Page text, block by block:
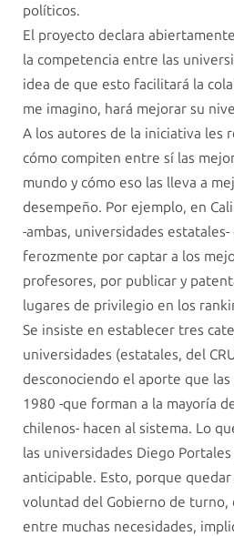
políticos.
El proyecto declara
la competencia entre las
idea de que esto facilitará la
me imagino, hará mejorar su
A los autores de la iniciativa les
cómo compiten entre sí las
mundo y cómo eso las lleva a
desempeño. Por ejemplo, en
-ambas, universidades
ferozmente por captar a los
profesores, por publicar y
lugares de privilegio en los
Se insiste en establecer tres
universidades (estatales, del
desconociendo el aporte que las
1980 -que forman a la mayoría
chilenos- hacen al sistema. Lo
las universidades Diego
anticipable. Esto, porque
voluntad del Gobierno de turno,
entre muchas necesidades,